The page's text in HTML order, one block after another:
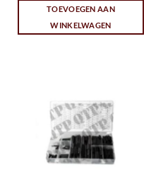
TOEVOEGEN AAN
WINKELWAGEN